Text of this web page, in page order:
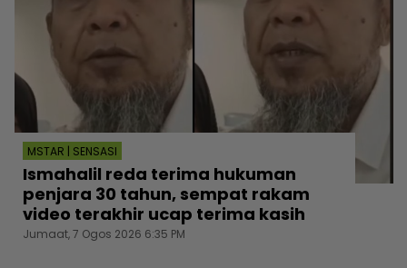
MSTAR | SENSASI
Ismahalil reda terima hukuman
penjara 30 tahun, sempat rakam
video terakhir ucap terima kasih
Jumaat, 7 Ogos 2026 6:35 PM